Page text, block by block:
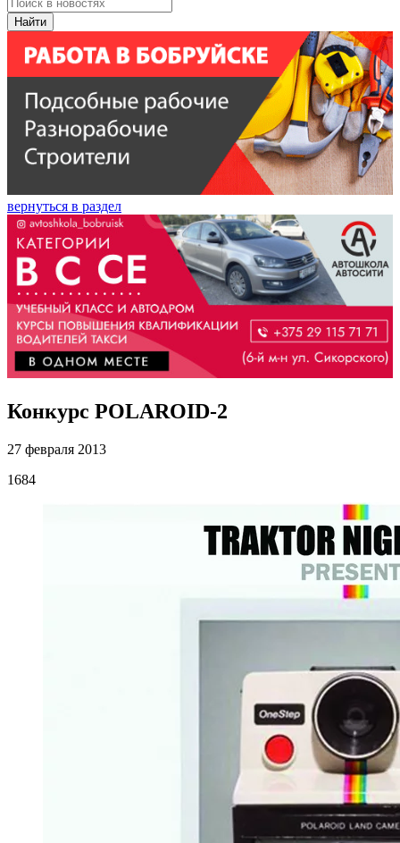
Найти
вернуться в раздел
Конкурс POLAROID-2
27 февраля 2013
1684